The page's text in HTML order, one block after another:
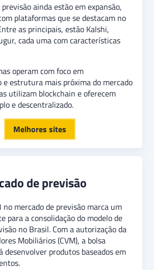
ainda estão em expansão,
plataformas que se destacam no
as principais, estão Kalshi,
cada uma com características
operam com foco em
e estrutura mais próxima do mercado
utilizam blockchain e oferecem
e descentralizado.
Melhores sites
de previsão
mercado de previsão marca um
para a consolidação do modelo de
no Brasil. Com a autorização da
Mobiliários (CVM), a bolsa
desenvolver produtos baseados em